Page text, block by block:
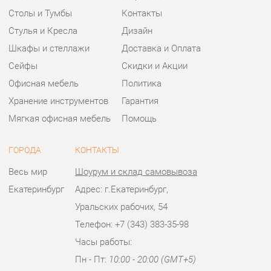
ГОРОДА
Весь мир
Екатеринбург
КОНТАКТЫ
Шоурум и склад самовывоза
Адрес: г.Екатеринбург,
Уральских рабочих, 54
Телефон: +7 (343) 383-35-98
Часы работы:
© 2009-2026 Офисная мебель Екатеринбург